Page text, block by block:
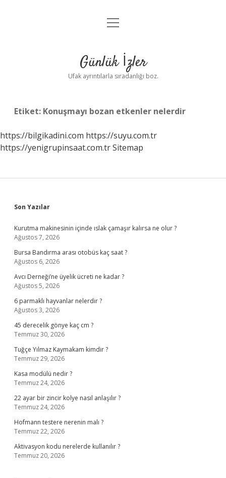
Anasayfa
Yasal Uyarı
menüyü
Günlük İzler
Ufak ayrıntılarla sıradanlığı boz.
Etiket: Konuşmayı bozan etkenler nelerdir
https://bilgikadini.com https://suyu.com.tr
https://yenigrupinsaat.com.trSitemap
Sidebar
Son Yazılar
Kurutma makinesinin içinde ıslak çamaşır kalırsa ne olur ?
Ağustos 7, 2026
Bursa Bandırma arası otobüs kaç saat ?
Ağustos 6, 2026
Avcı Derneği’ne üyelik ücreti ne kadar ?
Ağustos 5, 2026
6 parmaklı hayvanlar nelerdir ?
Ağustos 3, 2026
45 derecelik gönye kaç cm ?
Temmuz 30, 2026
Tuğçe Yılmaz Kaymakam kimdir ?
Temmuz 29, 2026
Kasa modülü nedir ?
Temmuz 24, 2026
22 ayar bir zincir kolye nasıl anlaşılır ?
Temmuz 24, 2026
Hofmann testere nerenin malı ?
Temmuz 22, 2026
Aktivasyon kodu nerelerde kullanılır ?
Temmuz 20, 2026